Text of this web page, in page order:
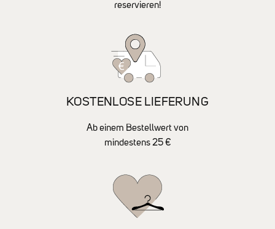
reservieren!
KOSTENLOSE LIEFERUNG
Ab einem Bestellwert von
mindestens 25 €